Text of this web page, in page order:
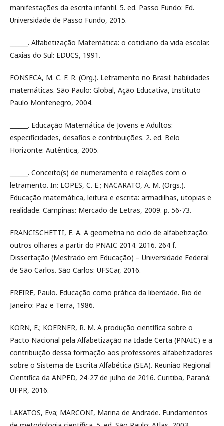
manifestações da escrita infantil. 5. ed. Passo Fundo: Ed.
Universidade de Passo Fundo, 2015.
______. Alfabetização Matemática: o cotidiano da vida escolar.
Caxias do Sul: EDUCS, 1991.
FONSECA, M. C. F. R. (Org.). Letramento no Brasil: habilidades
matemáticas. São Paulo: Global, Ação Educativa, Instituto
Paulo Montenegro, 2004.
______. Educação Matemática de Jovens e Adultos:
especificidades, desafios e contribuições. 2. ed. Belo
Horizonte: Autêntica, 2005.
______. Conceito(s) de numeramento e relações com o
letramento. In: LOPES, C. E.; NACARATO, A. M. (Orgs.).
Educação matemática, leitura e escrita: armadilhas, utopias e
realidade. Campinas: Mercado de Letras, 2009. p. 56-73.
FRANCISCHETTI, E. A. A geometria no ciclo de alfabetização:
outros olhares a partir do PNAIC 2014. 2016. 264 f.
Dissertação (Mestrado em Educação) – Universidade Federal
de São Carlos. São Carlos: UFSCar, 2016.
FREIRE, Paulo. Educação como prática da liberdade. Rio de
Janeiro: Paz e Terra, 1986.
KORN, E.; KOERNER, R. M. A produção científica sobre o
Pacto Nacional pela Alfabetização na Idade Certa (PNAIC) e a
contribuição dessa formação aos professores alfabetizadores
sobre o Sistema de Escrita Alfabética (SEA). Reunião Regional
Cientifica da ANPED, 24-27 de julho de 2016. Curitiba, Paraná:
UFPR, 2016.
LAKATOS, Eva; MARCONI, Marina de Andrade. Fundamentos